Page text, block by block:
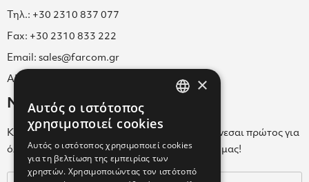
Τηλ.: +30 2310 837 077
Fax: +30 2310 833 222
Email: sales@farcom.gr
ΑΡ.Γ.Ε.ΜΗ. 038365205000
Newsletter
Κάνε εγγραφή στο Newsletter για να ενημερώνεσαι πρώτος για
όλα τα νέα μας και τα ολοκαίνουρια προϊόντα μας!
×
Αυτός ο ιστότοπος
χρησιμοποιεί cookies
Αυτός ο ιστότοπος χρησιμοποιεί cookies
για τη βελτίωση της εμπειρίας των
χρηστών. Χρησιμοποιώντας τον ιστότοπό